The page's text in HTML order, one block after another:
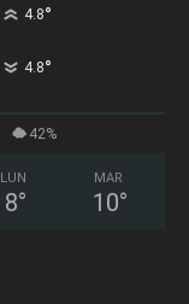
4.8°
4.8°
42%
LUN
8°
MAR
10°